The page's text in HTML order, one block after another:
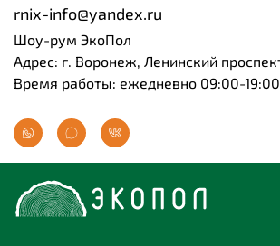
rnix-info@yandex.ru
Шоу-рум ЭкоПол
Адрес: г. Воронеж, Ленинский
Время работы: ежедневно 09:00-